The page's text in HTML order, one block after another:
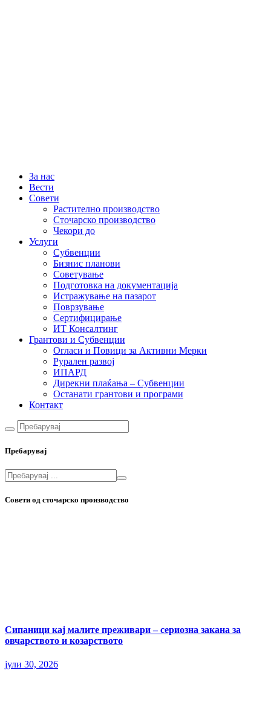
За нас
Вести
Совети
Растително производство
Сточарско производство
Чекори до
Услуги
Субвенции
Бизнис планови
Советување
Подготовка на документација
Истражување на пазарот
Поврзување
Сертифицирање
ИТ Консалтинг
Грантови и Субвенции
Огласи и Повици за Активни Мерки
Рурален развој
ИПАРД
Дирекни плаќања – Субвенции
Останати грантови и програми
Контакт
Пребарувај
Совети од сточарско производство
Сипаници кај малите преживари – сериозна закана за
овчарството и козарството
јули 30, 2026